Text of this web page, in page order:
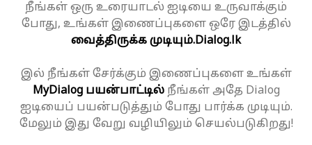
நீங்கள் ஒரு உரையாடல் ஐடியை உருவாக்கும்
போது, உங்கள் இணைப்புகளை ஒரே இடத்தில்
வைத்திருக்க முடியும்.Dialog.lk
இல் நீங்கள் சேர்க்கும் இணைப்புகளை உங்கள்
MyDialog பயன்பாட்டில்நீங்கள் அதே Dialog
ஐடியைப் பயன்படுத்தும் போது பார்க்க முடியும்.
மேலும் இது வேறு வழியிலும் செயல்படுகிறது!